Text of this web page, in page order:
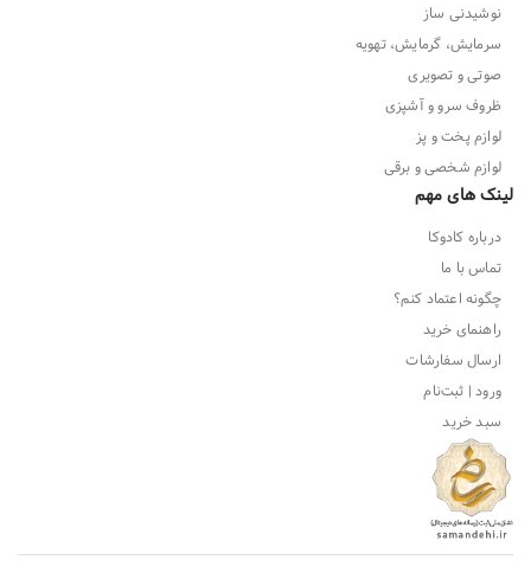
نوشیدنی ساز
سرمایش، گرمایش، تهویه
صوتی و تصویری
ظروف سرو و آشپزی
لوازم پخت و پز
لوازم شخصی و برقی
لینک های مهم
درباره کادوکا
تماس با ما
چگونه اعتماد کنم؟
راهنمای خرید
ارسال سفارشات
ورود | ثبت‌نام
سبد خرید